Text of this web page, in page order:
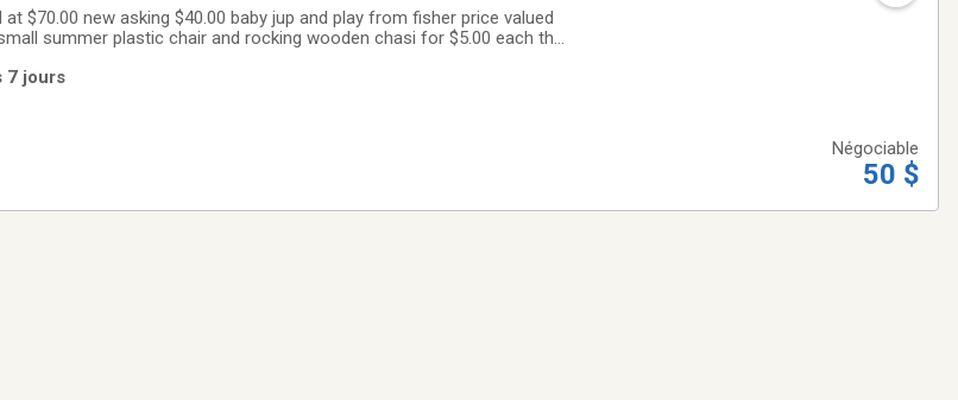
baby jup and play from fisher price valued
summer plastic chair and rocking wooden chasi for $5.00 each the
7 jours
Négociable
50 $